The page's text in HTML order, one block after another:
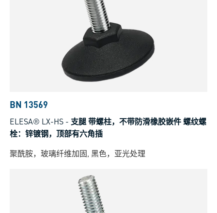
BN 13569
ELESA® LX-HS - 支腿 带螺柱，不带防滑橡胶嵌件 螺纹螺
栓：锌镀钢，顶部有六角插
聚酰胺，玻璃纤维加固, 黑色，亚光处理